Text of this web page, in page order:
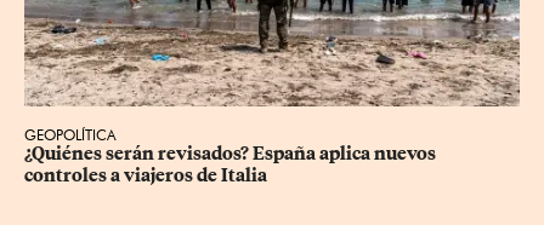
GEOPOLÍTICA
¿Quiénes serán revisados? España aplica nuevos
controles a viajeros de Italia